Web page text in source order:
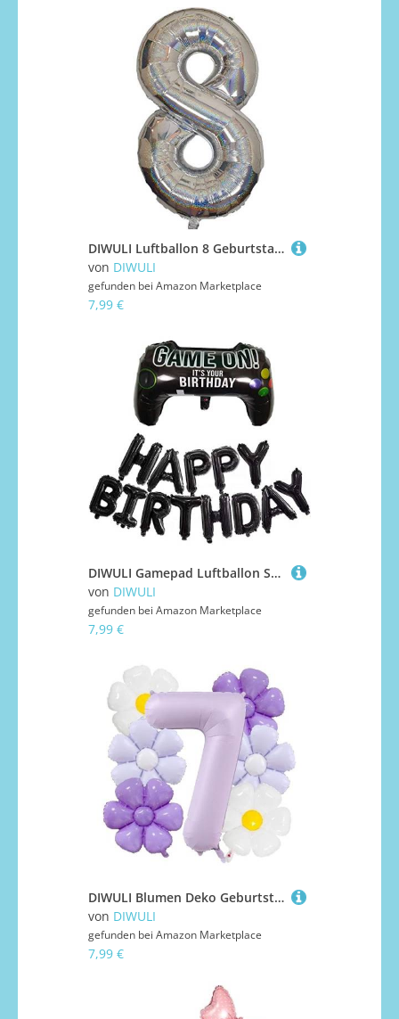
DIWULI Luftballon 8 Geburtstag XXL Silber Glitzer Zahl 8
von DIWULI
gefunden bei Amazon Marketplace
7,99 €
DIWULI Gamepad Luftballon Set - Gaming Deko Geburtstag
von DIWULI
gefunden bei Amazon Marketplace
7,99 €
DIWULI Blumen Deko Geburtstag 7 Jahre - Luftballon Set Lila
von DIWULI
gefunden bei Amazon Marketplace
7,99 €